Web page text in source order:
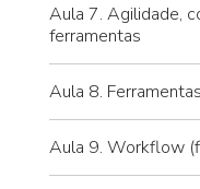
Aula 7. Agilidade,
ferramentas
Aula 8.
Aula 9. Workflow